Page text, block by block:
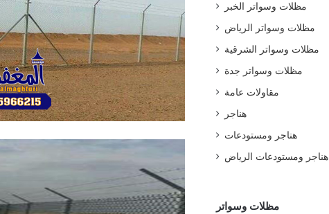
مظلات وسواتر الخبر
مظلات وسواتر الرياض
مظلات وسواتر الشرقية
مظلات وسواتر جدة
مقاولات عامة
هناجر
هناجر ومستودعات
هناجر ومستودعات الرياض
مظلات وسواتر